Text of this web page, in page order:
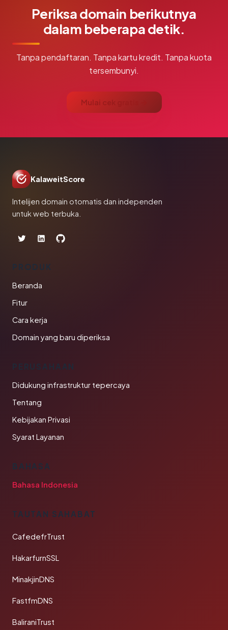
Periksa domain berikutnya
dalam beberapa detik.
Tanpa pendaftaran. Tanpa kartu kredit. Tanpa kuota
tersembunyi.
Mulai cek gratis →
KalaweitScore
Intelijen domain otomatis dan independen
untuk web terbuka.
PRODUK
Beranda
Fitur
Cara kerja
Domain yang baru diperiksa
PERUSAHAAN
Didukung infrastruktur tepercaya
Tentang
Kebijakan Privasi
Syarat Layanan
BAHASA
Bahasa Indonesia
TAUTAN SAHABAT
CafedefrTrust
HakarfurnSSL
MinakjinDNS
FastfmDNS
BaliraniTrust